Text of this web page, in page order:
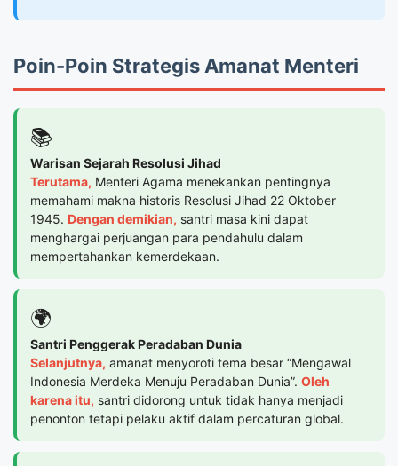
Poin-Poin Strategis Amanat Menteri
📚
Warisan Sejarah Resolusi Jihad
Terutama, Menteri Agama menekankan pentingnya
memahami makna historis Resolusi Jihad 22 Oktober
1945. Dengan demikian, santri masa kini dapat
menghargai perjuangan para pendahulu dalam
mempertahankan kemerdekaan.
🌍
Santri Penggerak Peradaban Dunia
Selanjutnya, amanat menyoroti tema besar “Mengawal
Indonesia Merdeka Menuju Peradaban Dunia”. Oleh
karena itu, santri didorong untuk tidak hanya menjadi
penonton tetapi pelaku aktif dalam percaturan global.